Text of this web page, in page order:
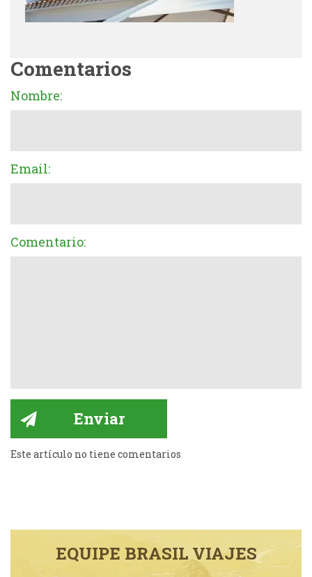
Comentarios
Nombre:
Email:
Comentario:
Este artículo no tiene comentarios
EQUIPE BRASIL VIAJES